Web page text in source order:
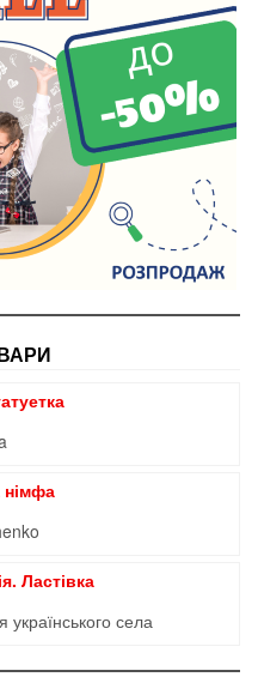
німфа
Ластівка
українського села